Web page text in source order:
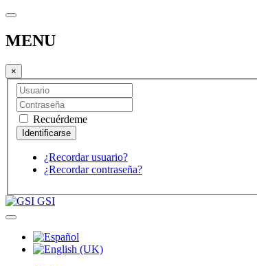
MENU
×
Recuérdeme
¿Recordar usuario?
¿Recordar contraseña?
GSI